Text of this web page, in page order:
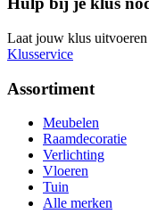
Laat jouw klus
Klusservice
Assortiment
Meubelen
Raamdecoratie
Verlichting
Vloeren
Tuin
Alle merken